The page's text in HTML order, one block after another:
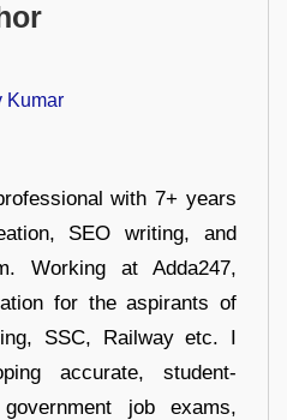
Kumar
with 7+ years
SEO writing, and
Working at Adda247,
for the aspirants of
SSC, Railway etc. I
accurate, student-
job exams,